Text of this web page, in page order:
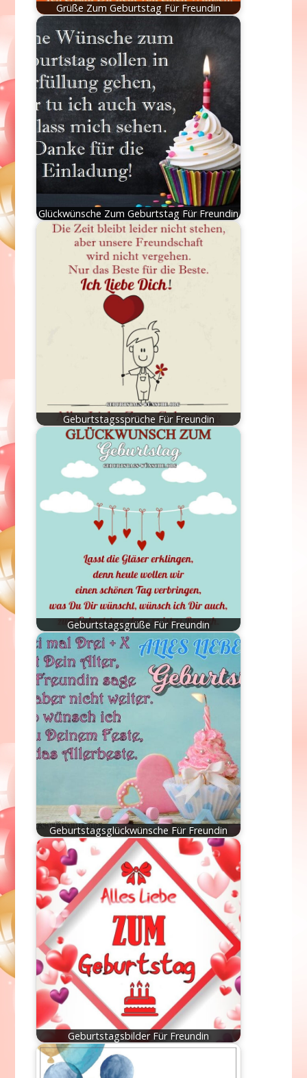
Grüße Zum Geburtstag Für Freundin
Glückwünsche Zum Geburtstag Für Freundin
Geburtstagssprüche Für Freundin
Geburtstagsgrüße Für Freundin
Geburtstagsglückwünsche Für Freundin
Geburtstagsbilder Für Freundin